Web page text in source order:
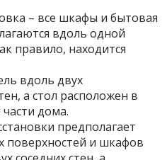
– все шкафы и бытовая
вдоль одной
правило, находится
вдоль двух
а стол расположен в
дома.
предполагает
поверхностей и шкафов